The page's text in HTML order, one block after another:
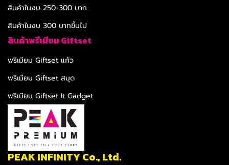
สินค้าในงบ 250-300 บาท
สินค้าในงบ 300 บาทขึ้นไป
สินค้าพรีเมียม Giftset
พรีเมียม Giftset แก้ว
พรีเมียม Giftset สมุด
พรีเมียม Giftset It Gadget
PEAK INFINITY Co., Ltd.